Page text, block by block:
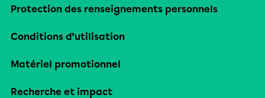
Protection des renseignements personnels
Conditions d’utilisation
Matériel promotionnel
Recherche et impact